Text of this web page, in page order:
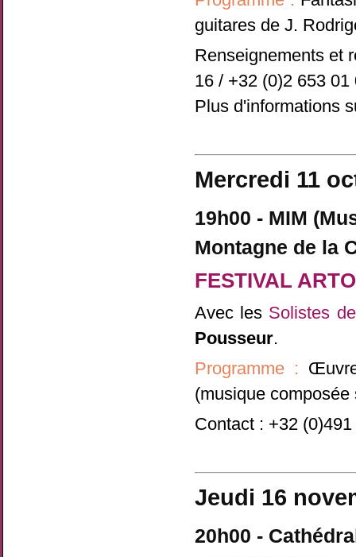
guitares de J.
Renseignements et
16 / +32 (0)2 653 01
Plus d'informations
Mercredi 11
19h00 - MIM
Montagne de la
FESTIVAL
Avec les Solistes
Pousseur.
Programme :
(musique
Contact : +32
Jeudi 16
20h00 -